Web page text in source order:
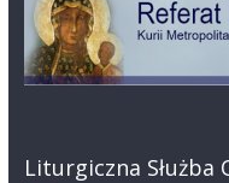
Liturgiczna Służba